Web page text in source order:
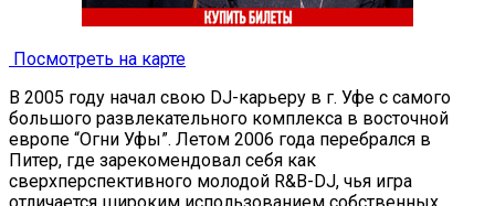
Посмотреть на карте
В 2005 году начал свою DJ-карьеру в г. Уфе с самого
большого развлекательного комплекса в восточной
европе “Огни Уфы”. Летом 2006 года перебрался в
Питер, где зарекомендовал себя как
сверхперспективного молодой R&B-DJ, чья игра